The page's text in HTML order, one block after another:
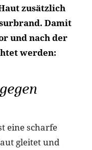
zusätzlich
Damit
und nach der
werden:
eine scharfe
gleitet und